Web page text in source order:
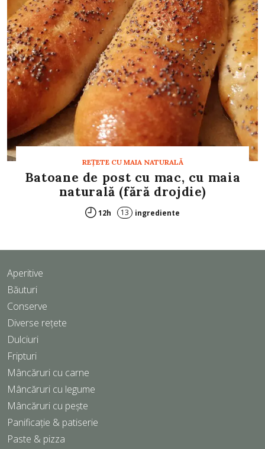
REȚETE CU MAIA NATURALĂ
Batoane de post cu mac, cu maia
naturală (fără drojdie)
12h 13 ingrediente
Aperitive
Băuturi
Conserve
Diverse rețete
Dulciuri
Fripturi
Mâncăruri cu carne
Mâncăruri cu legume
Mâncăruri cu pește
Panificație & patiserie
Paste & pizza